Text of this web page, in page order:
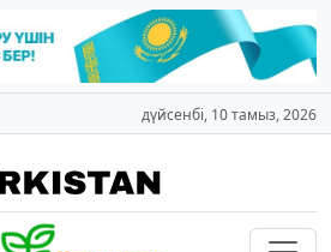
дүйсенбі, 10 тамыз, 2026